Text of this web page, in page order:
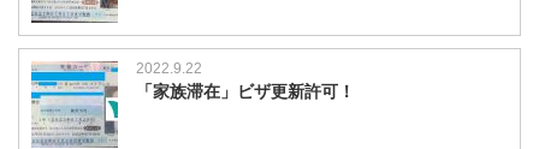
2022.9.22
「家族滞在」ビザ更新許可！